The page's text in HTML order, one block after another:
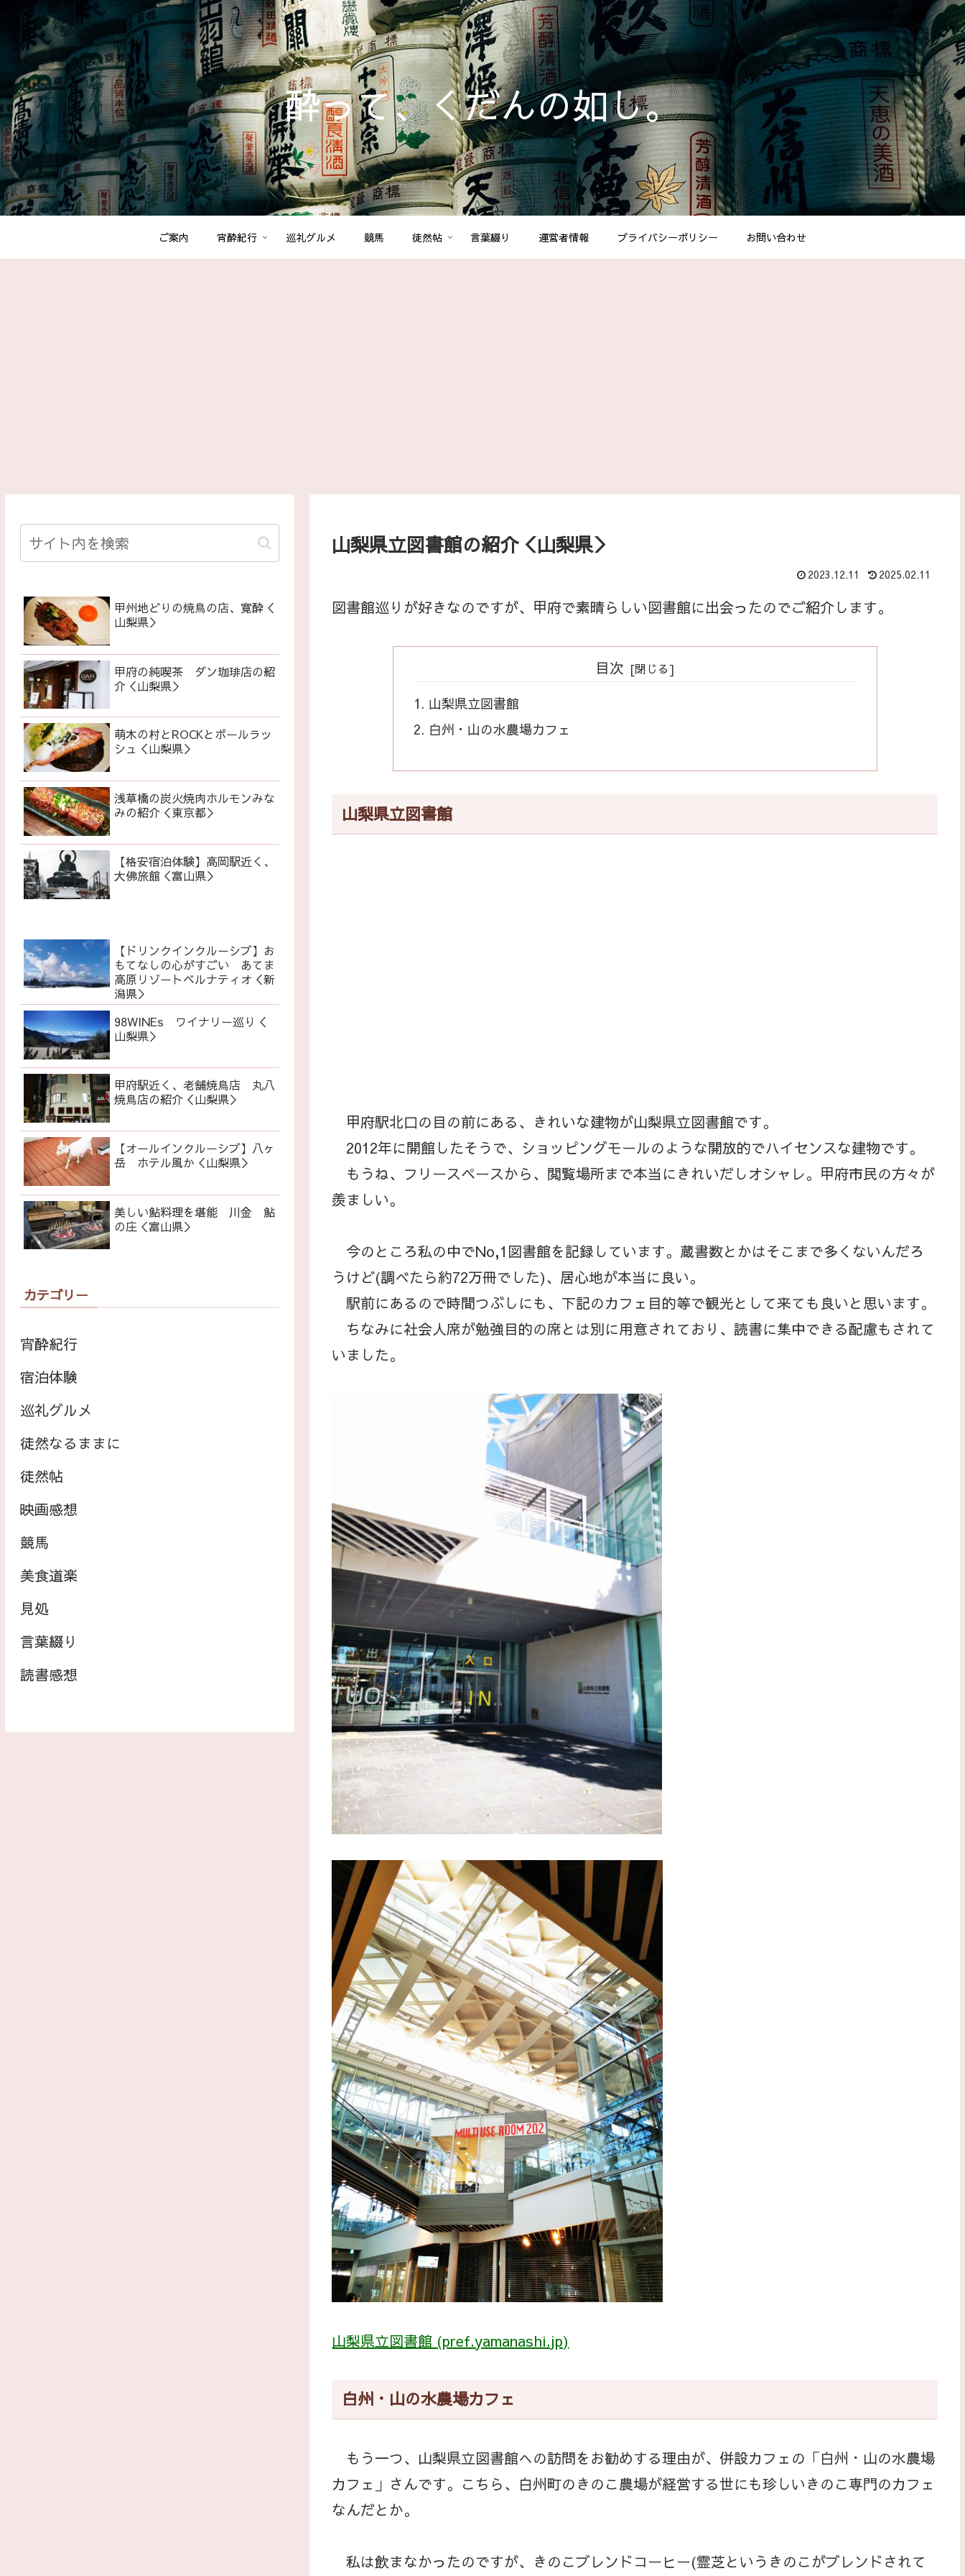
酔って、くだんの如し。
ご案内 宵酔紀行 巡礼グルメ 競馬 徒然帖 言葉綴り 運営者情報 プライバシーポリシー お問い合わせ
山梨県立図書館の紹介＜山梨県＞
2023.12.11 2025.02.11
図書館巡りが好きなのですが、甲府で素晴らしい図書館に出会ったのでご紹介します。
目次
山梨県立図書館
白州・山の水農場カフェ
山梨県立図書館
甲府駅北口の目の前にある、きれいな建物が山梨県立図書館です。
2012年に開館したそうで、ショッピングモールのような開放的でハイセンスな建物です。
もうね、フリースペースから、閲覧場所まで本当にきれいだしオシャレ。甲府市民の方々が
羨ましい。
今のところ私の中でNo,1図書館を記録しています。蔵書数とかはそこまで多くないんだろ
うけど(調べたら約72万冊でした)、居心地が本当に良い。
駅前にあるので時間つぶしにも、下記のカフェ目的等で観光として来ても良いと思います。
ちなみに社会人席が勉強目的の席とは別に用意されており、読書に集中できる配慮もされて
いました。
山梨県立図書館 (pref.yamanashi.jp)
白州・山の水農場カフェ
もう一つ、山梨県立図書館への訪問をお勧めする理由が、併設カフェの「白州・山の水農場
カフェ」さんです。こちら、白州町のきのこ農場が経営する世にも珍しいきのこ専門のカフェ
なんだとか。
私は飲まなかったのですが、きのこブレンドコーヒー(霊芝というきのこがブレンドされて
甲州地どりの焼鳥の店、寛酔＜
山梨県＞
甲府の純喫茶 ダン珈琲店の紹
介＜山梨県＞
萌木の村とROCKとポールラッ
シュ＜山梨県＞
浅草橋の炭火焼肉ホルモンみな
みの紹介＜東京都＞
【格安宿泊体験】高岡駅近く、
大佛旅館＜富山県＞
【ドリンクインクルーシブ】お
もてなしの心がすごい あてま
高原リゾートベルナティオ＜新
潟県＞
98WINEs ワイナリー巡り＜
山梨県＞
甲府駅近く、老舗焼鳥店 丸八
焼鳥店の紹介＜山梨県＞
【オールインクルーシブ】八ヶ
岳 ホテル風か＜山梨県＞
美しい鮎料理を堪能 川金 鮎
の庄＜富山県＞
カテゴリー
宵酔紀行
宿泊体験
巡礼グルメ
徒然なるままに
徒然帖
映画感想
競馬
美食道楽
見処
言葉綴り
読書感想